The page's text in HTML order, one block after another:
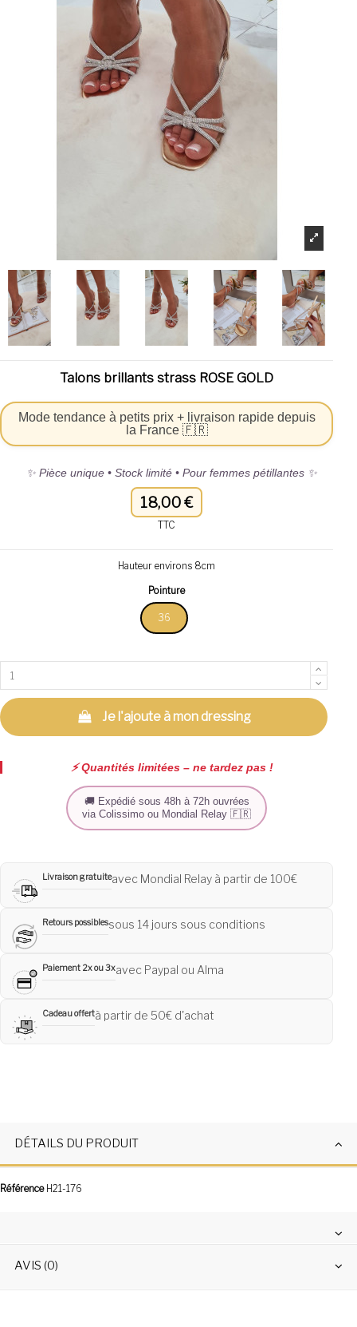
Talons brillants strass ROSE GOLD
Mode tendance à petits prix + livraison rapide depuis
la France 🇫🇷
✨ Pièce unique • Stock limité • Pour femmes pétillantes ✨
18,00 €
TTC
Hauteur environs 8cm
Pointure
36
Je l'ajoute à mon dressing
⚡️ Quantités limitées – ne tardez pas !
🚚 Expédié sous 48h à 72h ouvrées
via Colissimo ou Mondial Relay 🇫🇷
Livraison gratuiteavec Mondial Relay à partir de 100€
Retours possiblessous 14 jours sous conditions
Paiement 2x ou 3xavec Paypal ou Alma
Cadeau offertà partir de 50€ d'achat
DÉTAILS DU PRODUIT
Référence H21-176
AVIS (0)